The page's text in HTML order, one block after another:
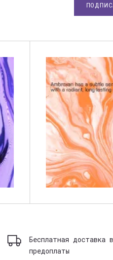
Бесплатная доставка
предоплаты